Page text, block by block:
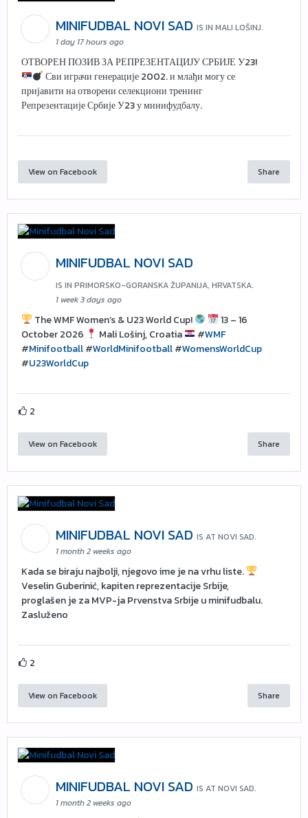
MINIFUDBAL NOVI SAD IS IN MALI LOŠINJ.
1 day 17 hours ago
ОТВОРЕН ПОЗИВ ЗА РЕПРЕЗЕНТАЦИЈУ СРБИЈЕ У23!
Сви играчи генерације 2002. и млађи могу се
пријавити на отворени селекциони тренинг
Репрезентације Србије У23 у минифудбалу.
View on Facebook Share
MINIFUDBAL NOVI SAD
IS IN PRIMORSKO-GORANSKA ŽUPANIJA, HRVATSKA.
1 week 3 days ago
The WMF Women’s & U23 World Cup!
13 – 16
October 2026
Mali Lošinj, Croatia #WMF
#Minifootball#WorldMinifootball#WomensWorldCup
#U23WorldCup
2
View on Facebook Share
MINIFUDBAL NOVI SAD IS AT NOVI SAD.
1 month 2 weeks ago
Kada se biraju najbolji, njegovo ime je na vrhu liste.
Veselin Guberinić, kapiten reprezentacije Srbije,
proglašen je za MVP-ja Prvenstva Srbije u minifudbalu.
Zasluženo
2
View on Facebook Share
MINIFUDBAL NOVI SAD IS AT NOVI SAD.
1 month 2 weeks ago